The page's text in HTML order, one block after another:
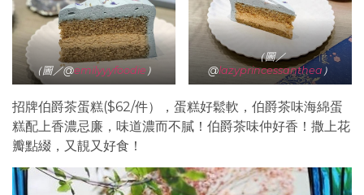
（圖／@emilyyyfoodie ）
（圖／
@lazyprincessanthea ）
招牌伯爵茶蛋糕($62/件），蛋糕好鬆軟，伯爵茶味海綿蛋
糕配上香濃忌廉，味道濃而不膩！伯爵茶味仲好香！撒上花
瓣點綴，又靚又好食！